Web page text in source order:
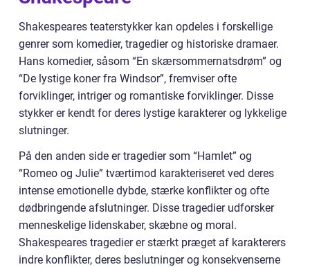
Shakespeares teaterstykker kan opdeles i forskellige
genrer som komedier, tragedier og historiske dramaer.
Hans komedier, såsom “En skærsommernatsdrøm” og
“De lystige koner fra Windsor”, fremviser ofte
forviklinger, intriger og romantiske forviklinger. Disse
stykker er kendt for deres lystige karakterer og lykkelige
slutninger.
På den anden side er tragedier som “Hamlet” og
“Romeo og Julie” tværtimod karakteriseret ved deres
intense emotionelle dybde, stærke konflikter og ofte
dødbringende afslutninger. Disse tragedier udforsker
menneskelige lidenskaber, skæbne og moral.
Shakespeares tragedier er stærkt præget af karakterers
indre konflikter, deres beslutninger og konsekvenserne